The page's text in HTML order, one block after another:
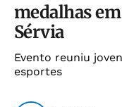
medalhas
Sérvia
Evento reuniu
esportes